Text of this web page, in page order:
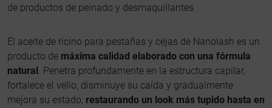
de productos de peinado y desmaquillantes.
El aceite de ricino para pestañas y cejas de Nanolash es un
producto de máxima calidad elaborado con una fórmula
natural . Penetra profundamente en la estructura capilar,
fortalece el vello, disminuye su caída y gradualmente
mejora su estado, restaurando un look más tupido hasta en